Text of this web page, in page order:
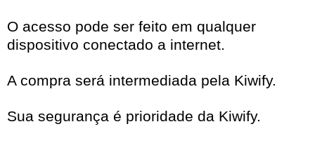
O acesso pode ser feito em qualquer
dispositivo conectado a internet.
A compra será intermediada pela Kiwify.
Sua segurança é prioridade da Kiwify.